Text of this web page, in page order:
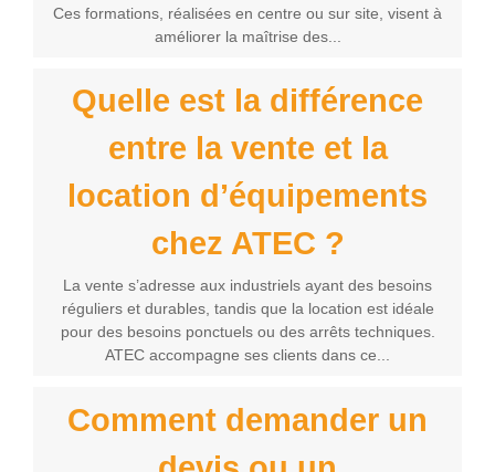
Ces formations, réalisées en centre ou sur site, visent à
améliorer la maîtrise des...
Quelle est la différence
entre la vente et la
location d’équipements
chez ATEC ?
La vente s’adresse aux industriels ayant des besoins
réguliers et durables, tandis que la location est idéale
pour des besoins ponctuels ou des arrêts techniques.
ATEC accompagne ses clients dans ce...
Comment demander un